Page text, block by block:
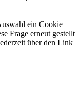
ein Cookie
Frage erneut gestellt
über den Link